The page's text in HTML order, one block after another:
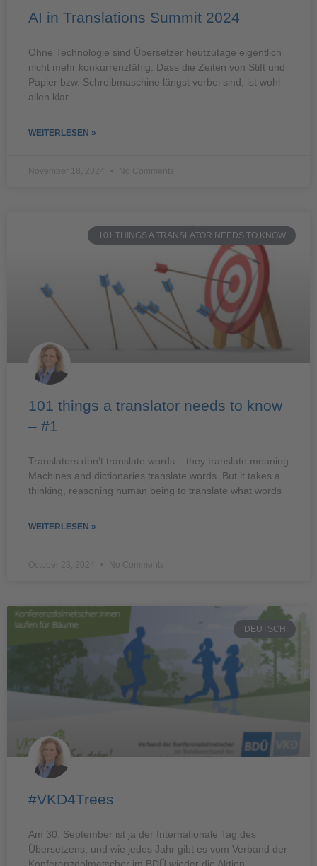
AI in Translations Summit 2024
Ohne Technologie sind Übersetzer heutzutage eigentlich
nicht mehr konkurrenzfähig. Dass die Zeiten von Stift und
Papier bzw. Schreibmaschine längst vorbei sind, ist wohl
allen klar.
WEITERLESEN »
November 18, 2024 No Comments
101 THINGS A TRANSLATOR NEEDS TO KNOW
101 things a translator needs to know
– #1
Translators don’t translate words – they translate meaning
Machines and dictionaries translate words. But it takes a
thinking, reasoning human being to translate what words
WEITERLESEN »
October 23, 2024 No Comments
DEUTSCH
#VKD4Trees
Am 30. September ist ja der Internationale Tag des
Übersetzens, und wie jedes Jahr gibt es vom Verband der
Konferenzdolmetscher im BDÜ wieder die Aktion